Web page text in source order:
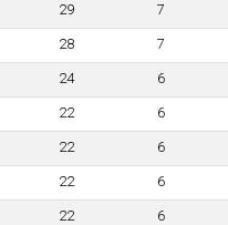
29 7
28 7
24 6
22 6
22 6
22 6
22 6